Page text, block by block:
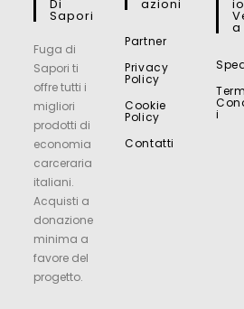
Di
Sapori
Fuga di
Sapori ti
offre tutti i
migliori
prodotti di
economia
carceraria
italiani.
Acquisti a
donazione
minima a
favore del
progetto.
Azioni
Partner
Privacy
Policy
Cookie
Policy
Contatti
A
i